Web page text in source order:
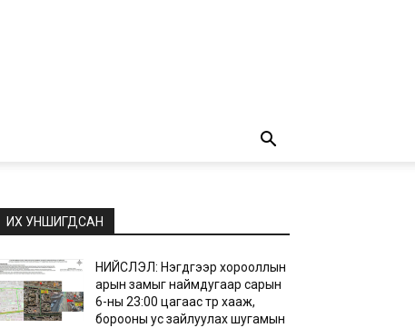
ИХ УНШИГДСАН
НИЙСЛЭЛ: Нэгдүгээр хорооллын
арын замыг наймдугаар сарын
6-ны 23:00 цагаас түр хааж,
борооны ус зайлуулах шугамын